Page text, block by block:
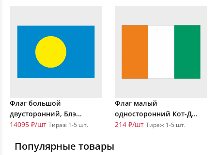
Флаг большой
двусторонний, Блэ...
14095 ₽/шт Тираж 1-5 шт.
Флаг малый
односторонний Кот-Д...
214 ₽/шт Тираж 1-5 шт.
Популярные товары